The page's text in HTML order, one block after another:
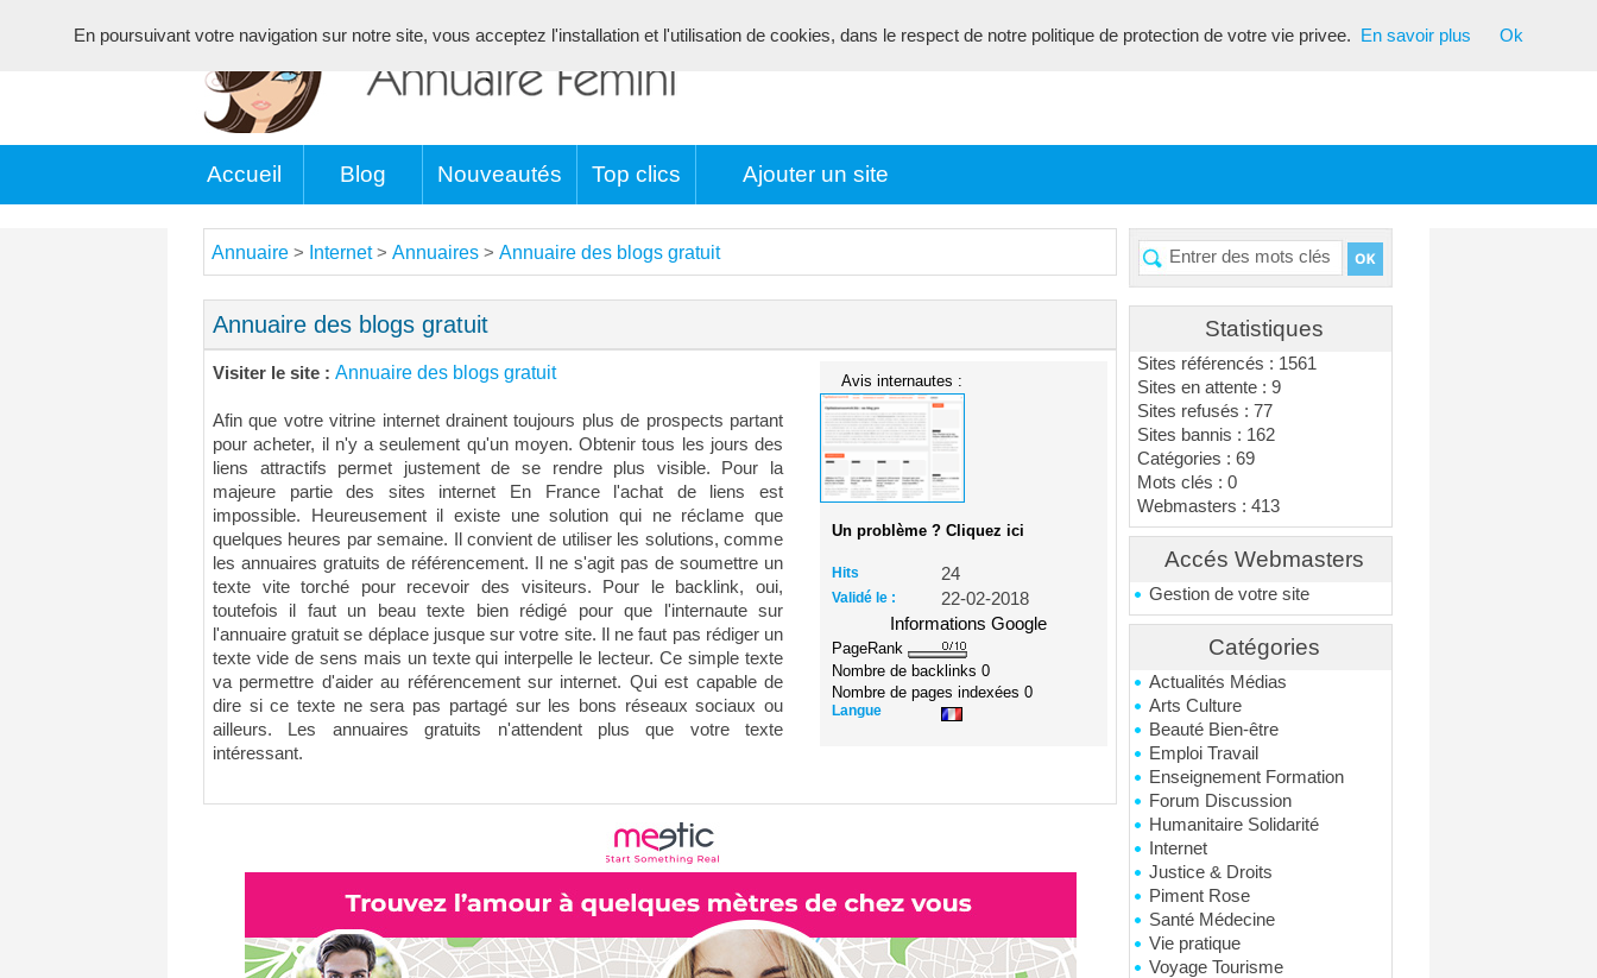
Accueil Blog Nouveautés Top clics Ajouter un site
Statistiques
Sites référencés : 1561
Sites en attente : 9
Sites refusés : 77
Sites bannis : 162
Catégories : 69
Mots clés : 0
Webmasters : 413
Accés Webmasters
Gestion de votre site
Catégories
Actualités Médias
Arts Culture
Beauté Bien-être
Emploi Travail
Enseignement Formation
Forum Discussion
Humanitaire Solidarité
Internet
Justice & Droits
Piment Rose
Santé Médecine
Vie pratique
Voyage Tourisme
Annuaire > Internet> Annuaires > Annuaire des blogs gratuit
Annuaire des blogs gratuit
Visiter le site : Annuaire des blogs gratuit
Afin que votre vitrine internet drainent toujours plus de prospects partant
pour acheter, il n'y a seulement qu'un moyen. Obtenir tous les jours des
liens attractifs permet justement de se rendre plus visible. Pour la
majeure partie des sites internet En France l'achat de liens est
impossible. Heureusement il existe une solution qui ne réclame que
quelques heures par semaine. Il convient de utiliser les solutions, comme
les annuaires gratuits de référencement. Il ne s'agit pas de soumettre un
texte vite torché pour recevoir des visiteurs. Pour le backlink, oui,
toutefois il faut un beau texte bien rédigé pour que l'internaute sur
l'annuaire gratuit se déplace jusque sur votre site. Il ne faut pas rédiger un
texte vide de sens mais un texte qui interpelle le lecteur. Ce simple texte
va permettre d'aider au référencement sur internet. Qui est capable de
dire si ce texte ne sera pas partagé sur les bons réseaux sociaux ou
ailleurs. Les annuaires gratuits n'attendent plus que votre texte
intéressant.
Avis internautes :
Un problème ? Cliquez ici
Hits 24
Validé le :
22-02-2018
Informations Google
PageRank
Nombre de backlinks0
Nombre de pages indexées0
Langue
En poursuivant votre navigation sur notre site, vous acceptez l'installation et l'utilisation de cookies, dans le respect de notre politique de protection de votre vie privee. En savoir plus Ok